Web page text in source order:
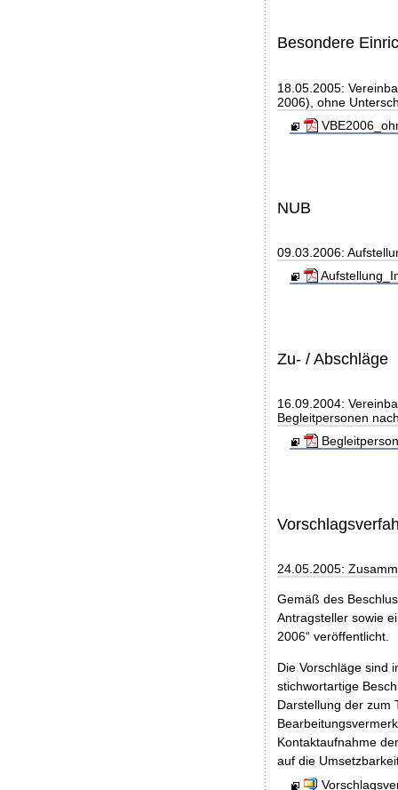
Besondere
18.05.2005:
2006), ohne
NUB
09.03.2006:
Zu- / Abschläge
16.09.2004:
Begleitpersonen
24.05.2005:
Gemäß des
Antragsteller sowie
2006“ veröffentlicht.
Die Vorschläge sind
stichwortartige
Darstellung der zum
Kontaktaufnahme
auf die